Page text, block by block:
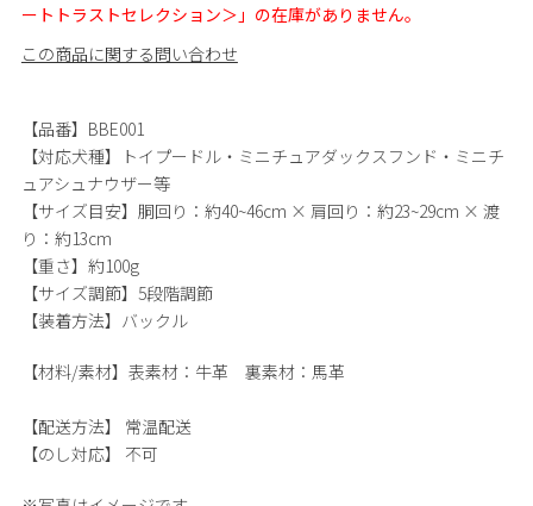
ートトラストセレクション＞」の在庫がありません。
この商品に関する問い合わせ
【品番】BBE001
【対応犬種】トイプードル・ミニチュアダックスフンド・ミニチ
ュアシュナウザー等
【サイズ目安】胴回り：約40~46cm × 肩回り：約23~29cm × 渡
り：約13cm
【重さ】約100g
【サイズ調節】5段階調節
【装着方法】バックル
【材料/素材】 表素材：牛革 裏素材：馬革
【配送方法】
常温配送
【のし対応】
不可